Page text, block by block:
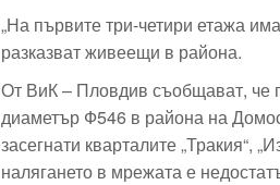
„На първите три-четири етажа
разказват живеещи в района.
От ВиК – Пловдив съобщават, че
диаметър Ф546 в района на
засегнати кварталите „Тракия“,
налягането в мрежата е